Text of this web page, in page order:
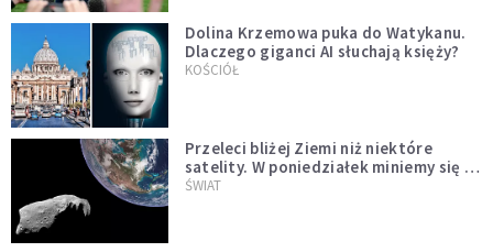
Dolina Krzemowa puka do Watykanu.
Dlaczego giganci AI słuchają księży?
KOŚCIÓŁ
Przeleci bliżej Ziemi niż niektóre
satelity. W poniedziałek miniemy się z
asteroidą, która poprzedzi znacznie
ŚWIAT